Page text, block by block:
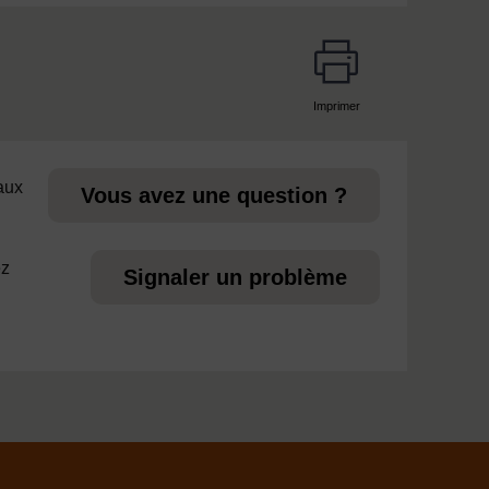
Imprimer
Vous avez une question ?
Signaler un problème